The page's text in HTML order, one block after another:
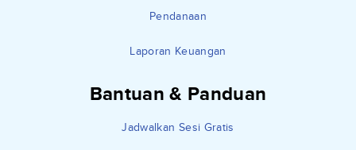
Pendanaan
Laporan Keuangan
Bantuan & Panduan
Jadwalkan Sesi Gratis